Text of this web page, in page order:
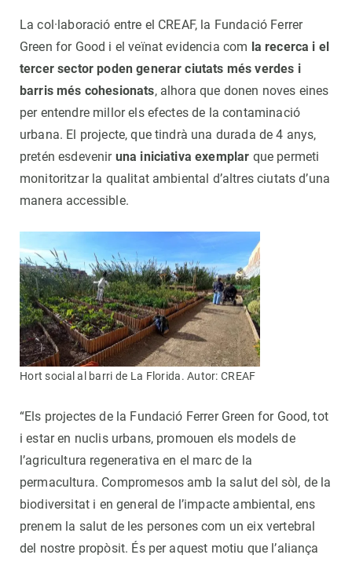
La col·laboració entre el CREAF, la Fundació Ferrer
Green for Good i el veïnat evidencia com la recerca i el
tercer sector poden generar ciutats més verdes i
barris més cohesionats, alhora que donen noves eines
per entendre millor els efectes de la contaminació
urbana. El projecte, que tindrà una durada de 4 anys,
pretén esdevenir una iniciativa exemplar que permeti
monitoritzar la qualitat ambiental d’altres ciutats d’una
manera accessible.
Hort social al barri de La Florida. Autor: CREAF
“Els projectes de la Fundació Ferrer Green for Good, tot
i estar en nuclis urbans, promouen els models de
l’agricultura regenerativa en el marc de la
permacultura. Compromesos amb la salut del sòl, de la
biodiversitat i en general de l’impacte ambiental, ens
prenem la salut de les persones com un eix vertebral
del nostre propòsit. És per aquest motiu que l’aliança